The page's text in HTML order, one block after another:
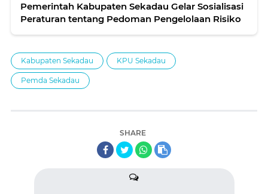
Pemerintah Kabupaten Sekadau Gelar Sosialisasi
Peraturan tentang Pedoman Pengelolaan Risiko
Kabupaten Sekadau KPU Sekadau
Pemda Sekadau
SHARE